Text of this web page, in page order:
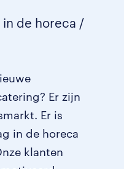
de horeca /
Er zijn
Er is
in de horeca
klanten